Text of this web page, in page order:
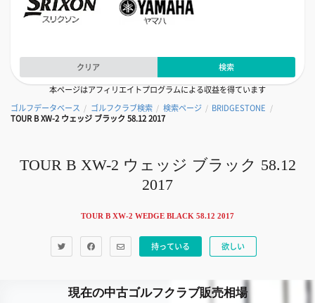
クリア
検索
本ページはアフィリエイトプログラムによる収益を得ています
ゴルフデータベース / ゴルフクラブ検索 / 検索ページ / BRIDGESTONE /
TOUR B XW-2 ウェッジ ブラック 58.12 2017
TOUR B XW-2 ウェッジ ブラック 58.12
2017
TOUR B XW-2 WEDGE BLACK 58.12 2017
持っている 欲しい
現在の中古ゴルフクラブ販売相場